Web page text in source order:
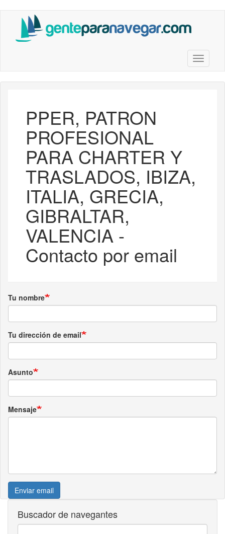
contenido
Toggle
PPER, PATRON
PROFESIONAL
PARA CHARTER Y
TRASLADOS, IBIZA,
ITALIA, GRECIA,
GIBRALTAR,
VALENCIA -
Contacto por email
Tu nombre
Tu dirección de email
Asunto
Mensaje
Enviar email
Buscador de navegantes